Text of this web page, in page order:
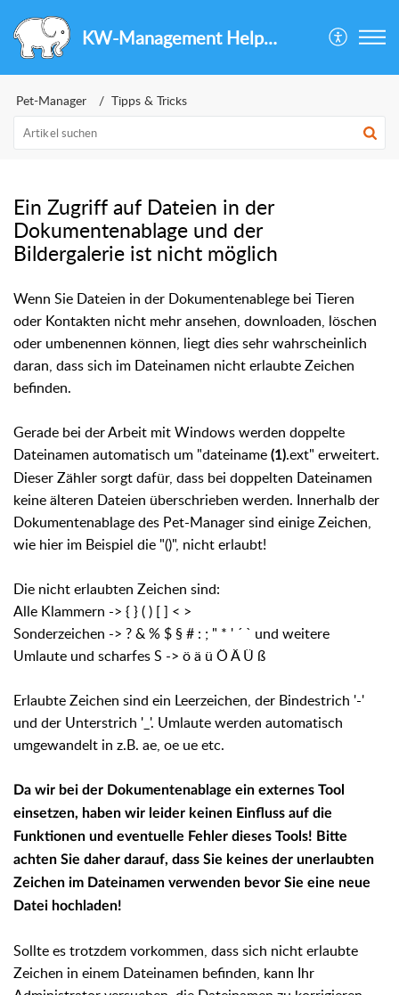
KW-Management Helpcenter
Pet-Manager Tipps & Tricks
Ein Zugriff auf Dateien in der
Dokumentenablage und der
Bildergalerie ist nicht möglich
Wenn Sie Dateien in der Dokumentenablege bei Tieren
oder Kontakten nicht mehr ansehen, downloaden, löschen
oder umbenennen können, liegt dies sehr wahrscheinlich
daran, dass sich im Dateinamen nicht erlaubte Zeichen
befinden.
Gerade bei der Arbeit mit Windows werden doppelte
Dateinamen automatisch um "dateiname (1).ext" erweitert.
Dieser Zähler sorgt dafür, dass bei doppelten Dateinamen
keine älteren Dateien überschrieben werden. Innerhalb der
Dokumentenablage des Pet-Manager sind einige Zeichen,
wie hier im Beispiel die "()", nicht erlaubt!
Die nicht erlaubten Zeichen sind:
Alle Klammern -> { } ( ) [ ] < >
Sonderzeichen -> ? & % $ § # : ; " * ' ´ ` und weitere
Umlaute und scharfes S -> ö ä ü Ö Ä Ü ß
Erlaubte Zeichen sind ein Leerzeichen, der Bindestrich '-'
und der Unterstrich '_'. Umlaute werden automatisch
umgewandelt in z.B. ae, oe ue etc.
Da wir bei der Dokumentenablage ein externes Tool
einsetzen, haben wir leider keinen Einfluss auf die
Funktionen und eventuelle Fehler dieses Tools! Bitte
achten Sie daher darauf, dass Sie keines der unerlaubten
Zeichen im Dateinamen verwenden bevor Sie eine neue
Datei hochladen!
Sollte es trotzdem vorkommen, dass sich nicht erlaubte
Zeichen in einem Dateinamen befinden, kann Ihr